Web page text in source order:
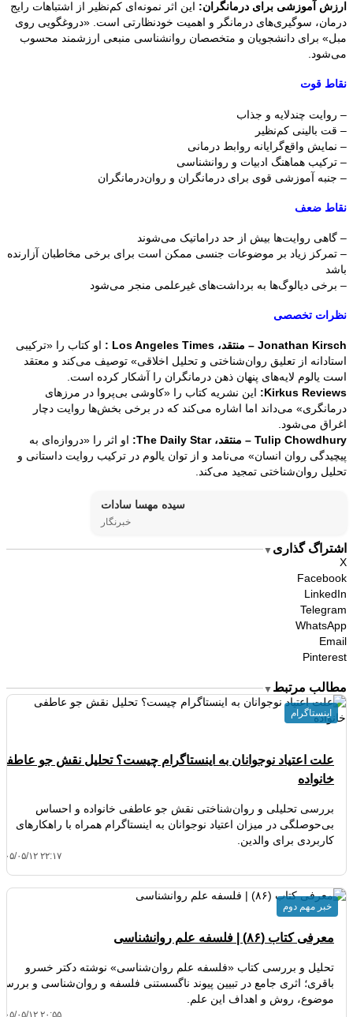
ارزش آموزشی برای درمانگران:
این اثر نمونه‌ای کم‌نظیر از اشتباهات رایج
درمان، سوگیری‌های درمانگر و اهمیت خودنظارتی است. «دروغگویی روی
مبل» برای دانشجویان و متخصصان روانشناسی منبعی ارزشمند محسوب
می‌شود.
نقاط قوت
– روایت چندلایه و جذاب
– قت بالینی کم‌نظیر
– نمایش واقع‌گرایانه روابط درمانی
– ترکیب هماهنگ ادبیات و روانشناسی
– جنبه آموزشی قوی برای درمانگران و روان‌درمانگران
نقاط ضعف
– گاهی روایت‌ها بیش از حد دراماتیک می‌شوند
– تمرکز زیاد بر موضوعات جنسی ممکن است برای برخی مخاطبان آزارنده
باشد
– برخی دیالوگ‌ها به برداشت‌های غیرعلمی منجر می‌شود
نظرات تخصصی
Jonathan Kirsch – منتقد، Los Angeles Times :
او کتاب را «ترکیبی
استادانه از تعلیق روان‌شناختی و تحلیل اخلاقی» توصیف می‌کند و معتقد
است یالوم لایه‌های پنهان ذهن درمانگران را آشکار کرده است.
Kirkus Reviews:
این نشریه کتاب را «کاوشی بی‌پروا در مرزهای
درمانگری» می‌داند اما اشاره می‌کند که در برخی بخش‌ها روایت دچار
اغراق می‌شود.
Tulip Chowdhury – منتقد، The Daily Star:
او اثر را «دروازه‌ای به
پیچیدگی روان انسان» می‌نامد و از توان یالوم در ترکیب روایت داستانی و
تحلیل روان‌شناختی تمجید می‌کند.
سیده مهسا سادات
خبرنگار
اشتراگ گذاری ▼
X
Facebook
LinkedIn
Telegram
WhatsApp
Email
Pinterest
مطالب مرتبط ▼
علت اعتیاد نوجوانان به اینستاگرام چیست؟ تحلیل نقش جو
خانواده
بررسی تحلیلی و روان‌شناختی نقش جو عاطفی خانواده و احساس
بی‌حوصلگی در میزان اعتیاد نوجوانان به اینستاگرام همراه با راهکارهای
کاربردی برای والدین.
۱۴۰۵/۰۵/۱۲
اینستاگرام
معرفی کتاب (۸۶) | فلسفه علم روانشناسی
تحلیل و بررسی کتاب «فلسفه علم روان‌شناسی» نوشته دکتر خسرو
باقری؛ اثری جامع در تبیین پیوند ناگسستنی فلسفه و روان‌شناسی و
موضوع، روش و اهداف این علم.
۱۴۰۵/۰۵/۱۲
خبر مهم دوم